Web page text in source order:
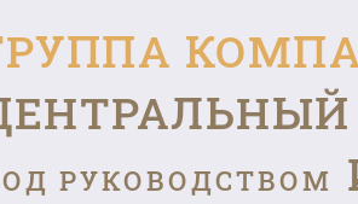
РУКОВОДСТВОМ